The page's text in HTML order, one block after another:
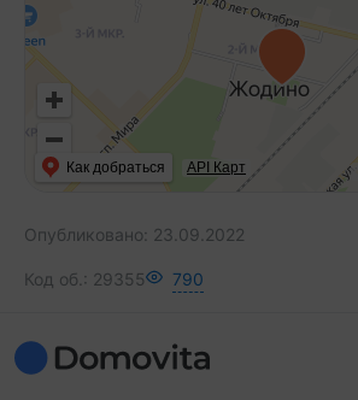
Как добраться API Карт
Опубликовано: 23.09.2022
Код об.: 29355 790